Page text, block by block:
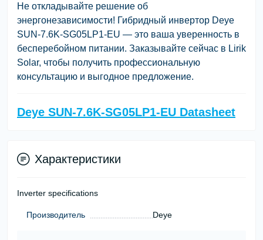
Не откладывайте решение об
энергонезависимости! Гибридный инвертор Deye
SUN-7.6K-SG05LP1-EU — это ваша уверенность в
бесперебойном питании. Заказывайте сейчас в Lirik
Solar, чтобы получить профессиональную
консультацию и выгодное предложение.
Deye SUN-7.6K-SG05LP1-EU Datasheet
Характеристики
Inverter specifications
Производитель Deye